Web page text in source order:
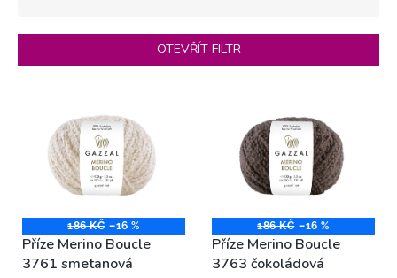
r
OTEVŘÍT FILTR
d
u
186 KČ –16 %
Příze Merino Boucle
3761 smetanová
186 KČ –16 %
Příze Merino Boucle
3763 čokoládová